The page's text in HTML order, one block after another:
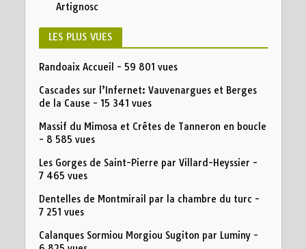
Artignosc
LES PLUS VUES
Randoaix Accueil - 59 801 vues
Cascades sur l’Infernet: Vauvenargues et Berges
de la Cause - 15 341 vues
Massif du Mimosa et Crêtes de Tanneron en boucle
- 8 585 vues
Les Gorges de Saint-Pierre par Villard-Heyssier -
7 465 vues
Dentelles de Montmirail par la chambre du turc -
7 251 vues
Calanques Sormiou Morgiou Sugiton par Luminy-